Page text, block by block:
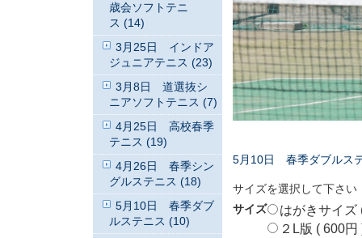
5月10日 春季ダブルス
サイズを選択して下さい
サイズ
はがきサイズ
２L版 ( 600円
歳会ソフトテニ
ス (14)
3月25日 インドア
ジュニアテニス (23)
3月8日 道選抜シ
ニアソフトテニス (7)
4月25日 高校春季
テニス (19)
4月26日 春季シン
グルステニス (18)
5月10日 春季ダブ
ルステニス (10)